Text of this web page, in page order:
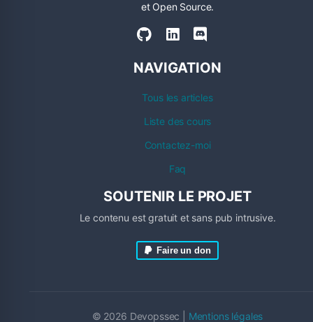
et Open Source.
NAVIGATION
Tous les articles
Liste des cours
Contactez-moi
Faq
SOUTENIR LE PROJET
Le contenu est gratuit et sans pub intrusive.
Faire un don
© 2026 Devopssec | Mentions légales